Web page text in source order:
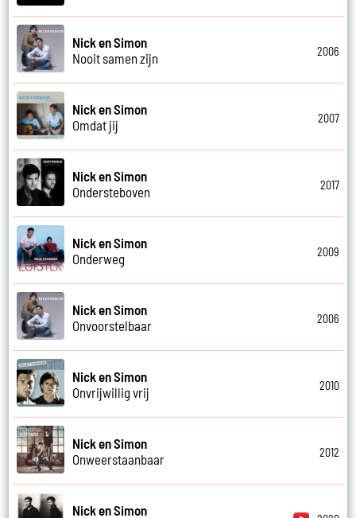
Nick en Simon
Nooit samen zijn
2006
Nick en Simon
Omdat jij
2007
Nick en Simon
Ondersteboven
2017
Nick en Simon
Onderweg
2009
Nick en Simon
Onvoorstelbaar
2006
Nick en Simon
Onvrijwillig vrij
2010
Nick en Simon
Onweerstaanbaar
2012
Nick en Simon